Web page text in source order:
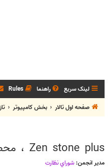
لینک سریع راهنما Rules
صفحه اول تالار
بخش كامپيوتر
Zen stone plus ، محصول جديد Creative
مدیر انجمن: شوراي نظارت